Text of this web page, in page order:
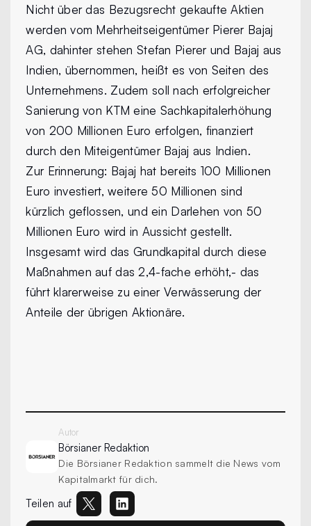
Nicht über das Bezugsrecht gekaufte Aktien
werden vom Mehrheitseigentümer Pierer Bajaj
AG, dahinter stehen Stefan Pierer und Bajaj aus
Indien, übernommen, heißt es von Seiten des
Unternehmens. Zudem soll nach erfolgreicher
Sanierung von KTM eine Sachkapitalerhöhung
von 200 Millionen Euro erfolgen, finanziert
durch den Miteigentümer Bajaj aus Indien.
Zur Erinnerung: Bajaj hat bereits 100 Millionen
Euro investiert, weitere 50 Millionen sind
kürzlich geflossen, und ein Darlehen von 50
Millionen Euro wird in Aussicht gestellt.
Insgesamt wird das Grundkapital durch diese
Maßnahmen auf das 2,4-fache erhöht,- das
führt klarerweise zu einer Verwässerung der
Anteile der übrigen Aktionäre.
Autor
Börsianer Redaktion
Die Börsianer Redaktion sammelt die News vom
Kapitalmarkt für dich.
Teilen auf